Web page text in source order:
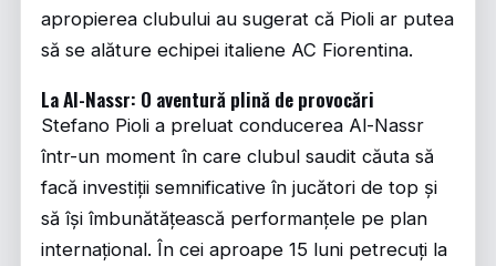
apropierea clubului au sugerat că Pioli ar putea
să se alăture echipei italiene AC Fiorentina.
La Al-Nassr: O aventură plină de provocări
Stefano Pioli a preluat conducerea Al-Nassr
într-un moment în care clubul saudit căuta să
facă investiții semnificative în jucători de top și
să își îmbunătățească performanțele pe plan
internațional. În cei aproape 15 luni petrecuți la